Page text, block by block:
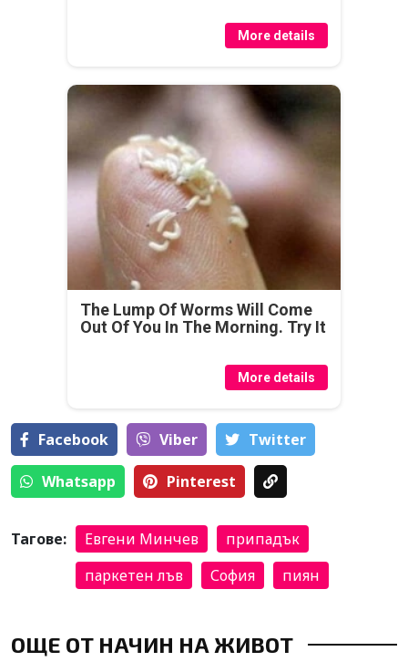
More details
The Lump Of Worms Will Come
Out Of You In The Morning. Try It
More details
Facebook Viber Тwitter
Whatsapp Pinterest
Тагове: Евгени Минчев
припадък
паркетен лъв
София пиян
ОЩЕ ОТ НАЧИН НА ЖИВОТ